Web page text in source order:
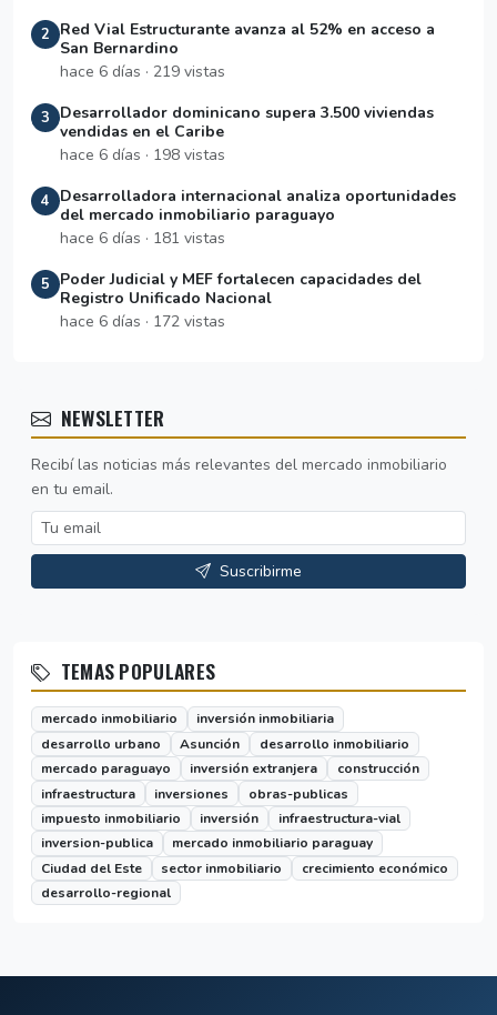
2
Red Vial Estructurante avanza al 52% en acceso a
San Bernardino
hace 6 días · 219 vistas
3
Desarrollador dominicano supera 3.500 viviendas
vendidas en el Caribe
hace 6 días · 198 vistas
4
Desarrolladora internacional analiza oportunidades
del mercado inmobiliario paraguayo
hace 6 días · 181 vistas
5
Poder Judicial y MEF fortalecen capacidades del
Registro Unificado Nacional
hace 6 días · 172 vistas
NEWSLETTER
Recibí las noticias más relevantes del mercado inmobiliario
en tu email.
Suscribirme
TEMAS POPULARES
mercado inmobiliario
inversión inmobiliaria
desarrollo urbano
Asunción
desarrollo inmobiliario
mercado paraguayo
inversión extranjera
construcción
infraestructura
inversiones
obras-publicas
impuesto inmobiliario
inversión
infraestructura-vial
inversion-publica
mercado inmobiliario paraguay
Ciudad del Este
sector inmobiliario
crecimiento económico
desarrollo-regional